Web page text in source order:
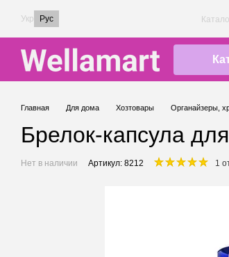
Перейти к основному контенту
Укр Рус
Главная Для дома Хозтовары Органайзеры,
Брелок-капсула
Нет в наличии Артикул: 8212 1